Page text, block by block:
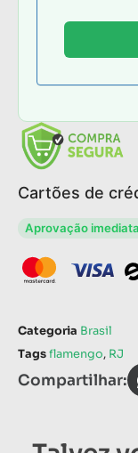
Cartões de
Aprovação imediata
Categoria Brasil
Tagsflamengo, RJ
Compartilhar: